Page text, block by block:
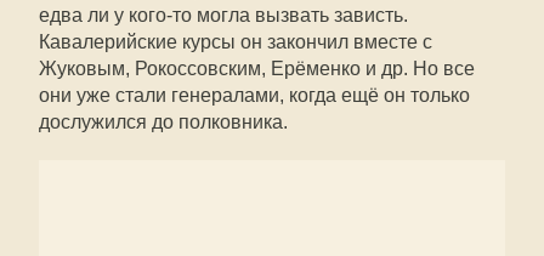
едва ли у кого-то могла вызвать зависть.
Кавалерийские курсы он закончил вместе с
Жуковым, Рокоссовским, Ерёменко и др. Но все
они уже стали генералами, когда ещё он только
дослужился до полковника.